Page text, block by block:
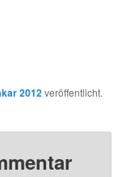
2012veröffentlicht.